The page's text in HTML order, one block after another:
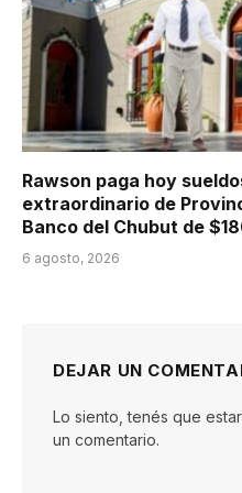
Rawson paga hoy
extraordinario de
Banco del Chubut de
6 agosto, 2026
DEJAR UN
Lo siento, tenés que estar
un comentario.